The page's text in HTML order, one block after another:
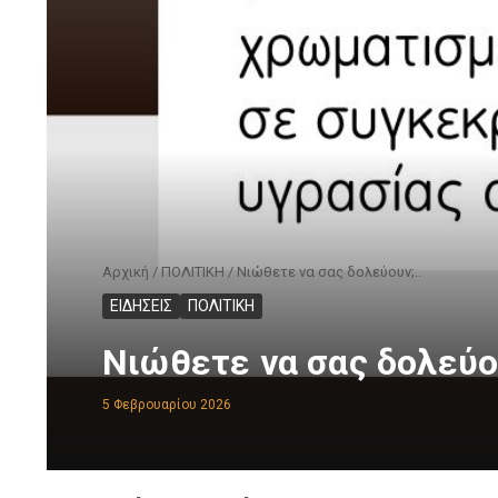
Αρχική / ΠΟΛΙΤΙΚΗ / Νιώθετε να σας δολεύουν;..
ΕΙΔΗΣΕΙΣ ΠΟΛΙΤΙΚΗ
Νιώθετε να σας
5 Φεβρουαρίου 2026